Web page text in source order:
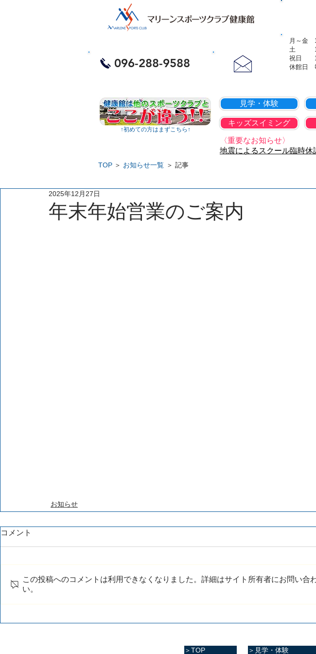
096-288-9588
月～金
土
祝日
休館日
↑​初めての方はまずこちら↑
見学・体験
キッズスイミング
〈重要なお知らせ〉
地震によるスクール臨時休
TOP ＞ お知らせ一覧 ＞ 記事
年末年始営業のご案内
2025年12月27日
お知らせ
コメント
この投稿へのコメントは利用できなくなりました。詳細はサイト所有者にお問い合
い。
＞TOP
＞見学・体験